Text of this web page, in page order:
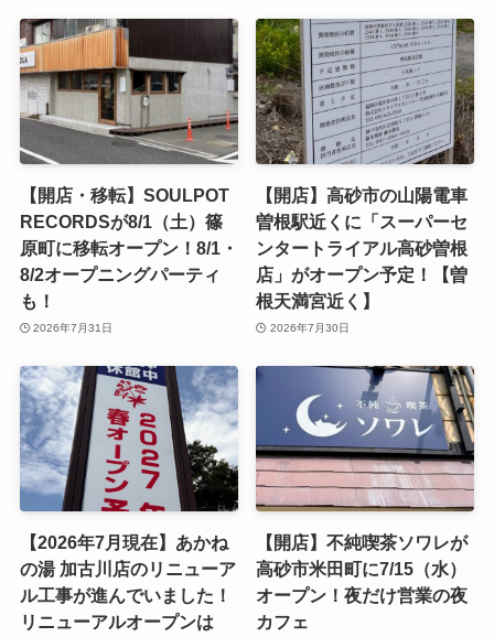
【開店・移転】SOULPOT
RECORDSが8/1（土）篠
原町に移転オープン！8/1・
8/2オープニングパーティ
も！
2026年7月31日
【開店】高砂市の山陽電車
曽根駅近くに「スーパーセ
ンタートライアル高砂曽根
店」がオープン予定！【曽
根天満宮近く】
2026年7月30日
【2026年7月現在】あかね
の湯 加古川店のリニューア
ル工事が進んでいました！
リニューアルオープンは
【開店】不純喫茶ソワレが
高砂市米田町に7/15（水）
オープン！夜だけ営業の夜
カフェ